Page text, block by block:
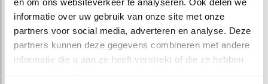
informatie over uw gebruik van onze site met onze
partners voor social media, adverteren en analyse. Deze
partners kunnen deze gegevens combineren met andere
informatie die u aan ze heeft verstrekt of die ze hebben